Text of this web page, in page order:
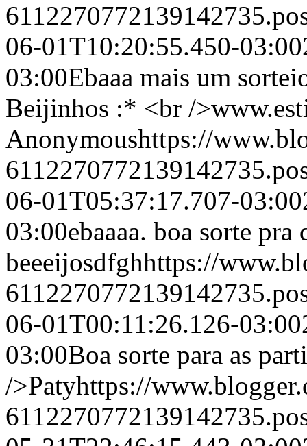
06-01T10:20:55.450-03:00
03:00Ebaaa mais um
Beijinhos :* <br /
Anonymoushttps://
06-01T05:37:17.707-03:00
03:00ebaaaa. boa sorte
beeeijosdfghhttps://
06-01T00:11:26.126-03:00
03:00Boa sorte para as
/>Patyhttps://